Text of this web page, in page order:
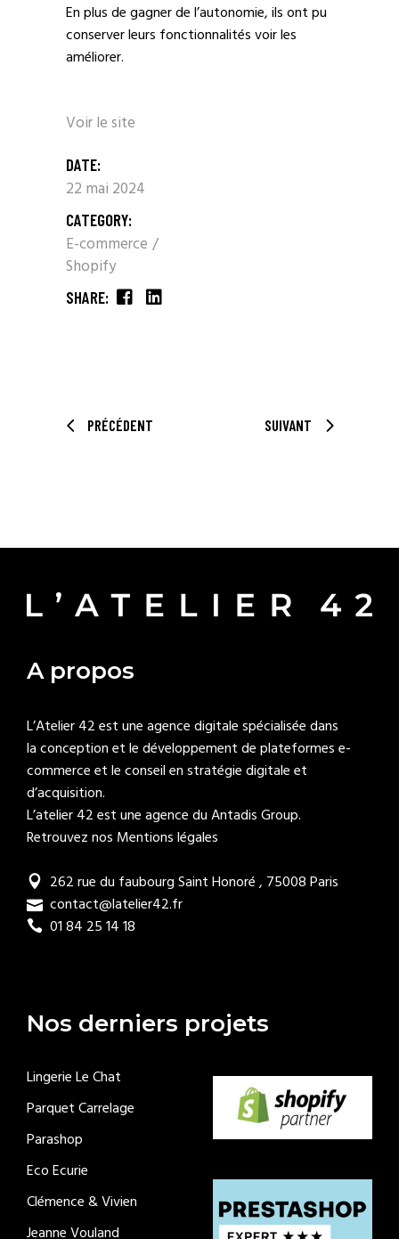
En plus de gagner de l’autonomie, ils ont pu
conserver leurs fonctionnalités voir les
améliorer.
Voir le site
DATE:
22 mai 2024
CATEGORY:
E-commerce
Shopify
SHARE:
PRÉCÉDENT SUIVANT
A propos
L’Atelier 42 est une agence digitale spécialisée dans
la conception et le développement de plateformes e-
commerce et le conseil en stratégie digitale et
d’acquisition.
L’atelier 42 est une agence duAntadis Group.
Retrouvez nos Mentions légales
262 rue du faubourg Saint Honoré , 75008 Paris
contact@latelier42.fr
01 84 25 14 18
Nos derniers projets
Lingerie Le Chat
Parquet Carrelage
Parashop
Eco Ecurie
Clémence & Vivien
Jeanne Vouland